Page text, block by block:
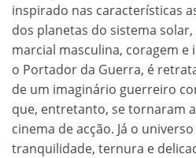
inspirado nas características
dos planetas do sistema
marcial masculina, coragem e
o Portador da Guerra, é
de um imaginário guerreiro
que, entretanto, se tornaram
cinema de acção. Já o
tranquilidade, ternura e